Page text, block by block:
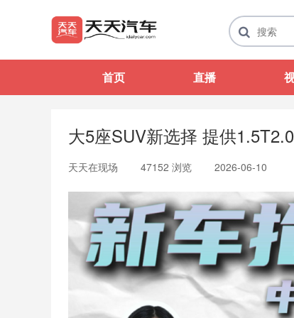
首页 直播
大5座SUV新选择 提供
天天在现场 47152 浏览 2026-06-10